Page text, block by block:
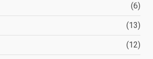
(6)
(13)
(12)